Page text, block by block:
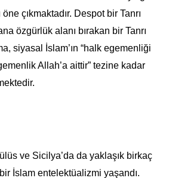
çıkmaktadır. Despot bir Tanrı
özgürlük alanı bırakan bir Tanrı
siyasal İslam’ın “halk egemenliği
Allah’a aittir” tezine kadar
ve Sicilya’da da yaklaşık birkaç
İslam entelektüalizmi yaşandı.